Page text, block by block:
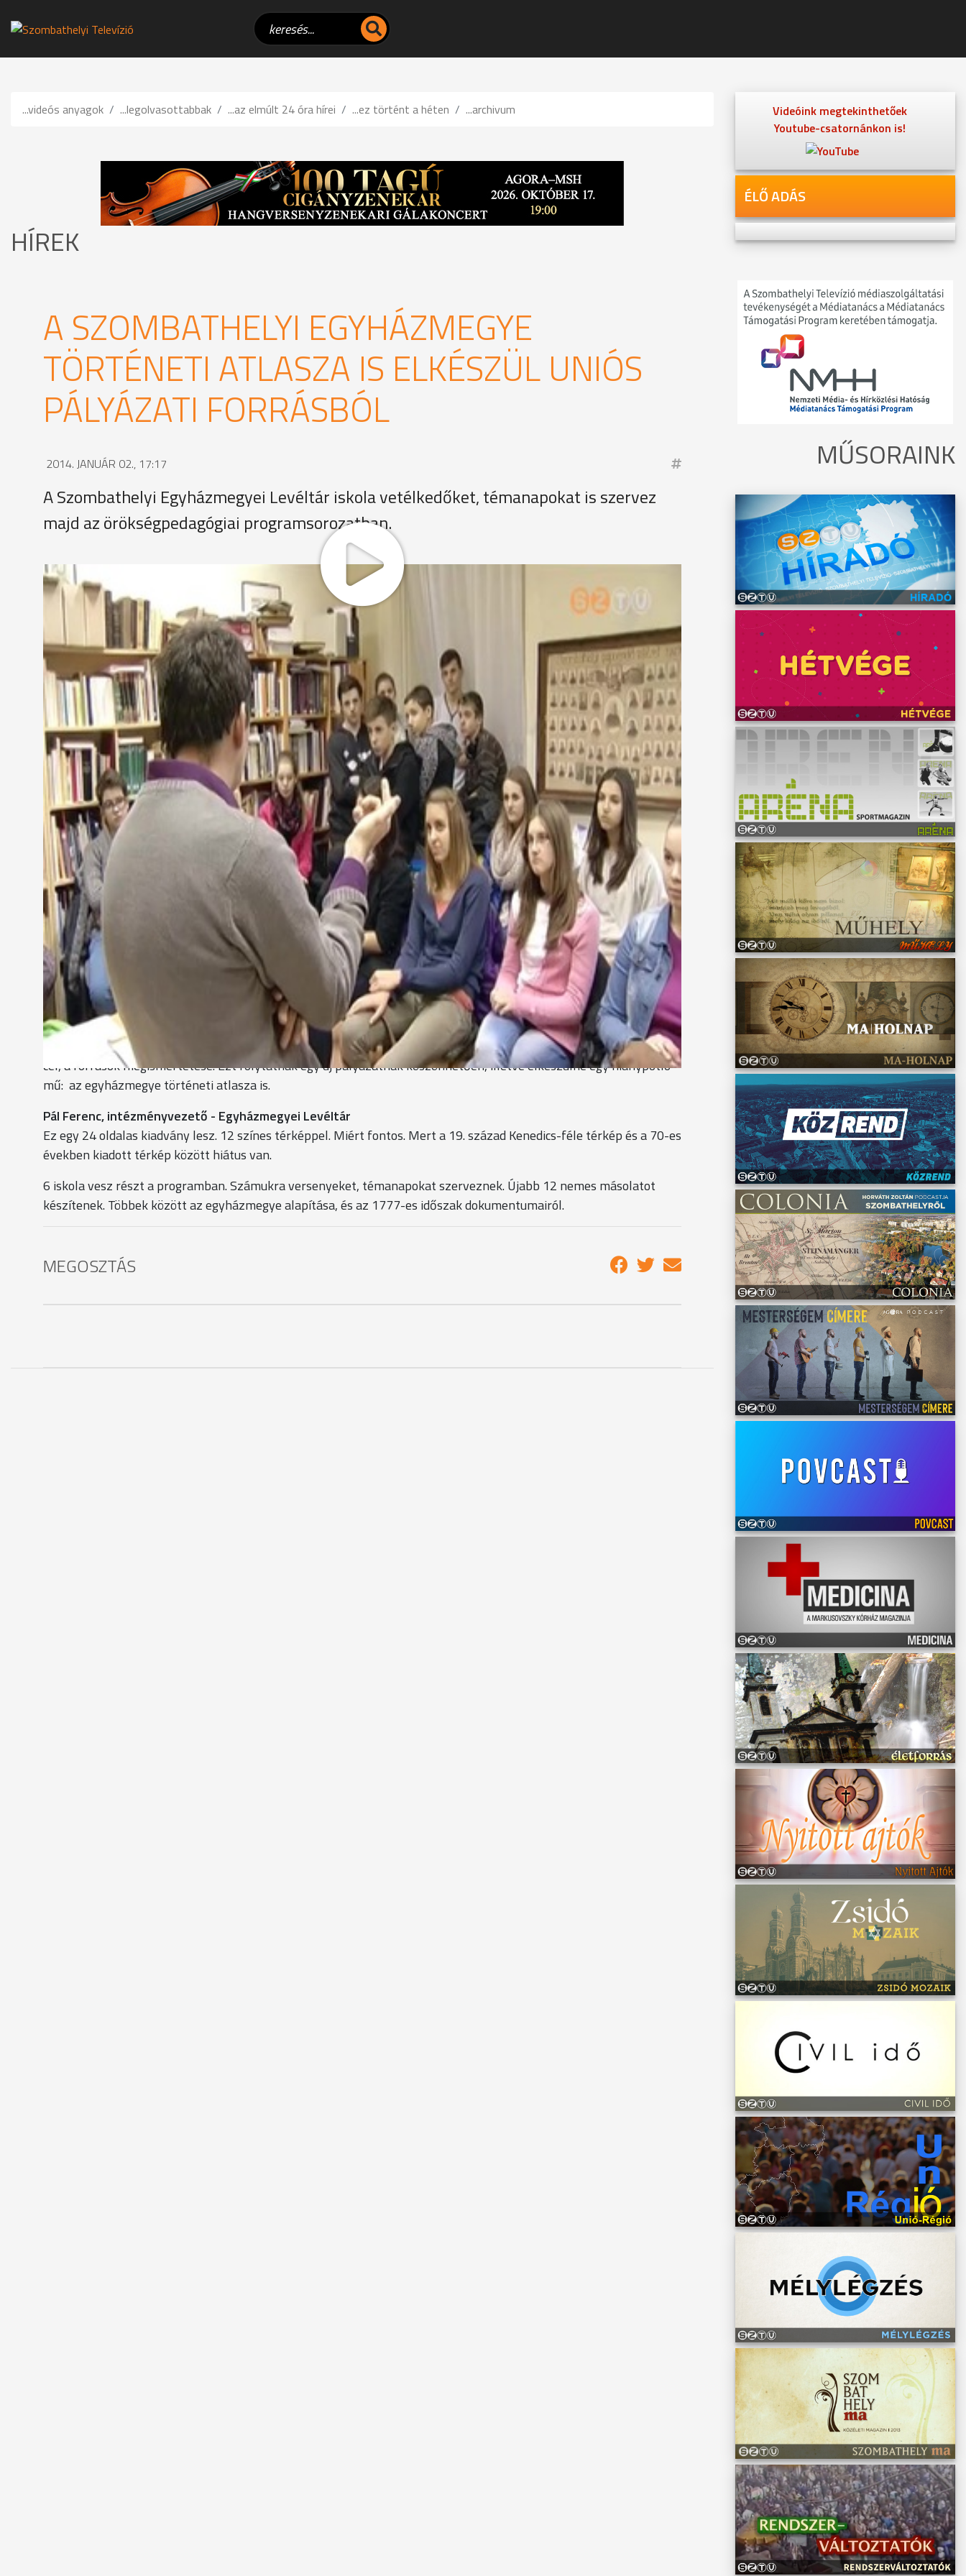
...videós anyagok ...legolvasottabbak ...az elmúlt 24 óra hírei ...ez történt a héten ...archivum
HÍREK
A SZOMBATHELYI EGYHÁZMEGYE
TÖRTÉNETI ATLASZA IS ELKÉSZÜL UNIÓS
PÁLYÁZATI FORRÁSBÓL
2014. JANUÁR 02., 17:17
A Szombathelyi Egyházmegyei Levéltár iskola vetélkedőket, témanapokat is szervez
majd az örökségpedagógiai programsorozatban.
"A kettős kereszt alatt mi van, a 100 forintoson? Három domb."
A Bolyai-iskola kilencedikes diákjainak tartottak rendhagyó órát az Egyházmegyei Levéltárban. A fiatalok
megismerték milyen okiratokat őriznek a levéltárban, és ezeken keresztül újabb részleteket ismerhettek meg,
illetve elevenítették fel tudásukat a magyar történelemből, egyháztörténetből, de szóba került a címertan, és a
földrajz is.
Bödei Anna
Megtudtam, hogy mivel foglalkozik egy levéltáros, sok új érdekességet megtudtam iratokról, sok pecsétet
láthattam. Érdekes előadást tartott mindkét előadó.
Az Egyházmegyei Levéltár egy korábbi pályázatnak köszönhetően örökségpedagógiai programot dolgozott ki,
kiadványokat jelentetett meg, okiratokról, pecsétekről készítettek másolatokat. A történelmi ismeretek bővítse a
cél, a források megismertetése. Ezt folytatnák egy új pályázatnak köszönhetően, illetve elkészülne egy hiánypótló
mű: az egyházmegye történeti atlasza is.
Pál Ferenc, intézményvezető - Egyházmegyei Levéltár
Ez egy 24 oldalas kiadvány lesz. 12 színes térképpel. Miért fontos. Mert a 19. század Kenedics-féle térkép és a 70-es
években kiadott térkép között hiátus van.
6 iskola vesz részt a programban. Számukra versenyeket, témanapokat szerveznek. Újabb 12 nemes másolatot
készítenek. Többek között az egyházmegye alapítása, és az 1777-es időszak dokumentumairól.
MEGOSZTÁS
Videóink megtekinthetőek
Youtube-csatornánkon is!
ÉLŐ ADÁS
MŰSORAINK